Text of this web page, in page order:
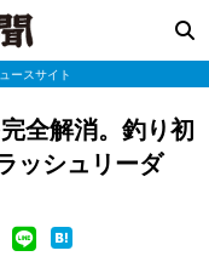
ースサイト
全解消。釣り初
ッシュリーダ